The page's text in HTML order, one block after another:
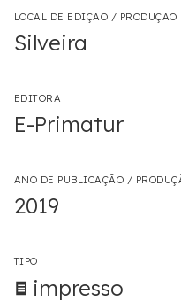
LOCAL DE EDIÇÃO / PRODUÇÃO
Silveira
EDITORA
E-Primatur
ANO DE PUBLICAÇÃO /
2019
TIPO
impresso